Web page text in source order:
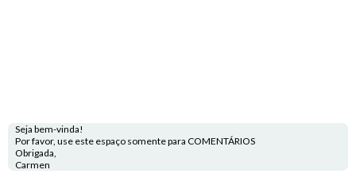
Seja bem-vinda!
Por favor, use este espaço somente para COMENTÁRIOS
Obrigada,
Carmen